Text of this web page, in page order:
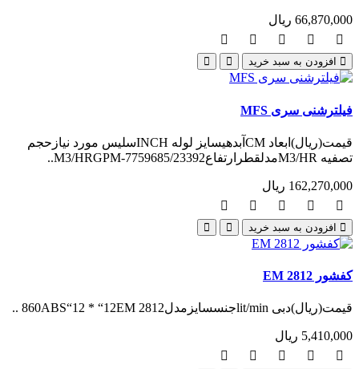
66,870,000 ریال
افزودن به سبد خرید
فیلترشنی سری MFS
قیمت(ریال)ابعاد CMآبدهیسایز لوله INCHسلیس مورد نیازحجم
تصفیه M3/HRمدلقطرارتفاعM3/HRGPM-7759685/23392..
162,270,000 ریال
افزودن به سبد خرید
کفشور EM 2812
قیمت(ریال)دبی lit/minجنسسایزمدل860ABS“12 * “12EM 2812 ..
5,410,000 ریال